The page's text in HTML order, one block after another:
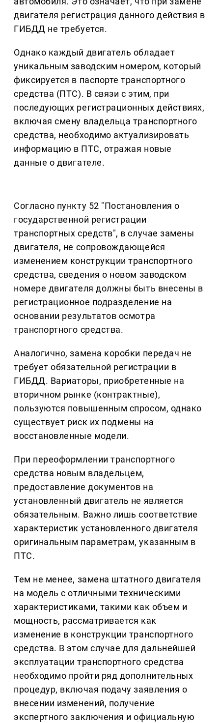
двигателя регистрация данного действия в
ГИБДД не требуется.
Однако каждый двигатель обладает
уникальным заводским номером, который
фиксируется в паспорте транспортного
средства (ПТС). В связи с этим, при
последующих регистрационных действиях,
включая смену владельца транспортного
средства, необходимо актуализировать
информацию в ПТС, отражая новые
данные о двигателе.
Согласно пункту 52 "Постановления о
государственной регистрации
транспортных средств", в случае замены
двигателя, не сопровождающейся
изменением конструкции транспортного
средства, сведения о новом заводском
номере двигателя должны быть внесены в
регистрационное подразделение на
основании результатов осмотра
транспортного средства.
Аналогично, замена коробки передач не
требует обязательной регистрации в
ГИБДД. Вариаторы, приобретенные на
вторичном рынке (контрактные),
пользуются повышенным спросом, однако
существует риск их подмены на
восстановленные модели.
При переоформлении транспортного
средства новым владельцем,
предоставление документов на
установленный двигатель не является
обязательным. Важно лишь соответствие
характеристик установленного двигателя
оригинальным параметрам, указанным в
ПТС.
Тем не менее, замена штатного двигателя
на модель с отличными техническими
характеристиками, такими как объем и
мощность, рассматривается как
изменение в конструкции транспортного
средства. В этом случае для дальнейшей
эксплуатации транспортного средства
необходимо пройти ряд дополнительных
процедур, включая подачу заявления о
внесении изменений, получение
экспертного заключения и официальную